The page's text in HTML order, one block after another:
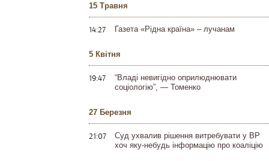
15 Травня
14:27 Газета «Рідна країна» – лучанам
5 Квітня
19:47
“Владі невигідно оприлюднювати
соціологію”, — Томенко
27 Березня
21:07
Суд ухвалив рішення витребувати у ВР
хоч яку-небудь інформацію про коаліцію